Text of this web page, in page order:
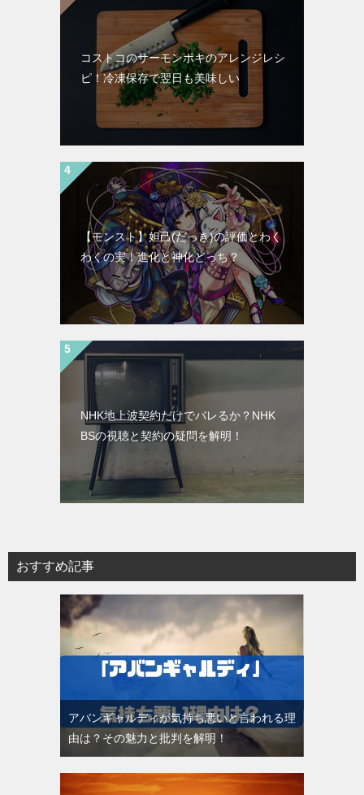
コストコのサーモンポキのアレンジレシ
ピ！冷凍保存で翌日も美味しい
【モンスト】妲己(だっき)の評価とわく
わくの実！進化と神化どっち？
NHK地上波契約だけでバレるか？NHK
BSの視聴と契約の疑問を解明！
おすすめ記事
アバンギャルディが気持ち悪いと言われる理
由は？その魅力と批判を解明！